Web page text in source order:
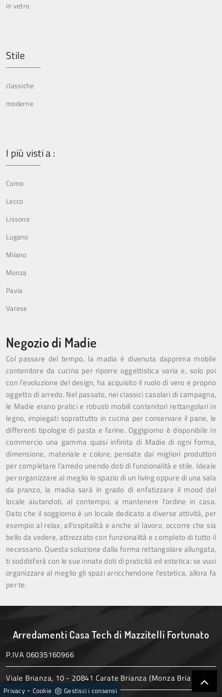
in vetro
Stile
classiche
moderne
I più visti a :
Como
Lecco
Lissone
Lugano
Milano
Monza
Pavia
Varese
Negozio di Madie
Col passare del tempo, la madia è divenuta dapprima mobile
contenitore da cucina per riporre oggettistica varia e, solo poi
con l'evoluzione del design, ha acquisito il ruolo di vero e proprio
oggetto di arredo. Nel passato, nei classici casolari di campagna,
le Madie erano pratici e robusti mobili contenitori rettangolari in
legno, impiegati soprattutto in cucina per conservare il pane, le
differenti tipologie di pasta e farine. Oggigiorno è disponibile in
commercio una gamma quasi infinita di Madie di ogni forma,
dimensione, materiale e colore, pensate dai migliori produttori
per completare l’arredo unendo doti di funzionalità e stile. Ideale
per organizzare al meglio lo spazio di un living oppure di una sala
da pranzo, la madia sarà in grado di enfatizzare il mood del
locale aiutandoti, al contempo, a mantenere l’ordine in casa.
Dato che il soggiorno è un locale dedicato a diverse attività, per
esempio al relax, all'ospitalità e anche al lavoro, occorre che sia
bello da vedere, attrezzato con funzionalità e completo di tutto il
necessario. Questa soluzione dalla forma rettangolare allungata,
ti soddisferà con le sue innate doti di praticità ed estetica: se vuoi
organizzare al meglio gli spazi arricchendone l'estetica, allora fa
per te.
Arredamenti Casa Tech di Mazzitelli Fortunato
P.IVA 06035160966
Viale Brianza, 10 - 20841 Carate Brianza (Monza Brianza)
Privacy- Cookie Gestisci i consensi